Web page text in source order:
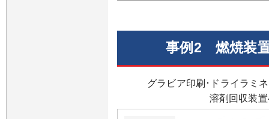
事例2 燃焼装
グラビア印刷･ドライラミ
溶剤回収装